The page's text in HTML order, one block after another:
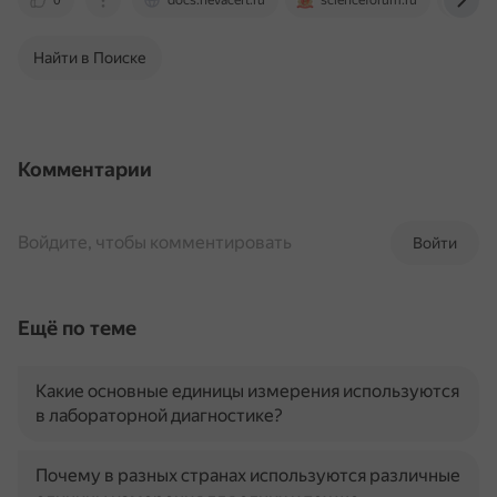
Найти в Поиске
Комментарии
Войти
Войдите, чтобы комментировать
Ещё по теме
Какие основные единицы измерения используются
в лабораторной диагностике?
Почему в разных странах используются различные